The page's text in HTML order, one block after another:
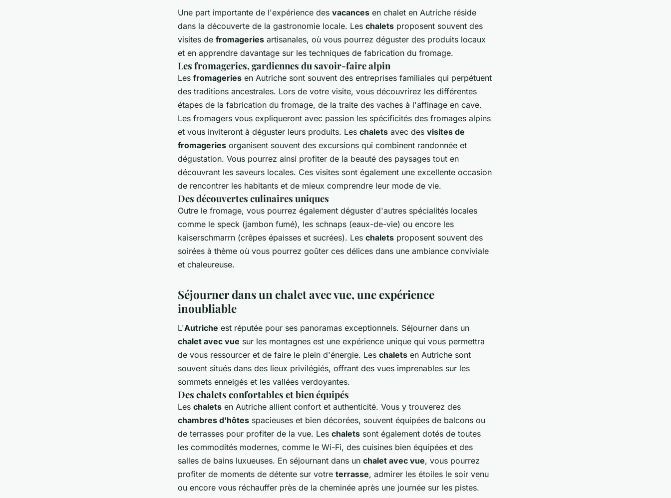
Une part importante de l'expérience des vacances en chalet en Autriche réside
dans la découverte de la gastronomie locale. Les chalets proposent souvent des
visites de fromageries artisanales, où vous pourrez déguster des produits locaux
et en apprendre davantage sur les techniques de fabrication du fromage.
Les fromageries, gardiennes du savoir-faire alpin
Les fromageries en Autriche sont souvent des entreprises familiales qui perpétuent
des traditions ancestrales. Lors de votre visite, vous découvrirez les différentes
étapes de la fabrication du fromage, de la traite des vaches à l'affinage en cave.
Les fromagers vous expliqueront avec passion les spécificités des fromages alpins
et vous inviteront à déguster leurs produits. Les chalets avec des visites de
fromageries organisent souvent des excursions qui combinent randonnée et
dégustation. Vous pourrez ainsi profiter de la beauté des paysages tout en
découvrant les saveurs locales. Ces visites sont également une excellente occasion
de rencontrer les habitants et de mieux comprendre leur mode de vie.
Des découvertes culinaires uniques
Outre le fromage, vous pourrez également déguster d'autres spécialités locales
comme le speck (jambon fumé), les schnaps (eaux-de-vie) ou encore les
kaiserschmarrn (crêpes épaisses et sucrées). Les chalets proposent souvent des
soirées à thème où vous pourrez goûter ces délices dans une ambiance conviviale
et chaleureuse.
Séjourner dans un chalet avec vue, une expérience
inoubliable
L'Autriche est réputée pour ses panoramas exceptionnels. Séjourner dans un
chalet avec vue sur les montagnes est une expérience unique qui vous permettra
de vous ressourcer et de faire le plein d'énergie. Les chalets en Autriche sont
souvent situés dans des lieux privilégiés, offrant des vues imprenables sur les
sommets enneigés et les vallées verdoyantes.
Des chalets confortables et bien équipés
Les chalets en Autriche allient confort et authenticité. Vous y trouverez des
chambres d'hôtes spacieuses et bien décorées, souvent équipées de balcons ou
de terrasses pour profiter de la vue. Les chalets sont également dotés de toutes
les commodités modernes, comme le Wi-Fi, des cuisines bien équipées et des
salles de bains luxueuses. En séjournant dans un chalet avec vue, vous pourrez
profiter de moments de détente sur votre terrasse, admirer les étoiles le soir venu
ou encore vous réchauffer près de la cheminée après une journée sur les pistes.